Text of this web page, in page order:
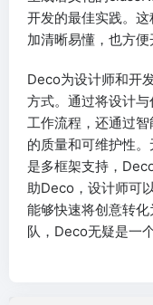
开发的最佳实践。
加清晰易懂，也方便
Deco为设计师和开
方式。通过将设计
工作流程，还通过
的质量和可维护性
是多框架支持，
助Deco，设计师可
能够快速将创意转
队，Deco无疑是一